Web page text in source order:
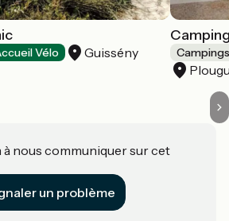
Vélo Guissény
à nous communiquer sur cet
un problème